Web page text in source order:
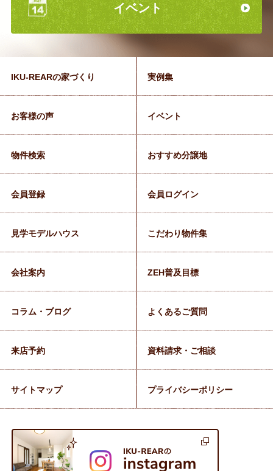
イベント
IKU-REARの家づくり 実例集
お客様の声 イベント
物件検索 おすすめ分譲地
会員登録 会員ログイン
見学モデルハウス こだわり物件集
会社案内 ZEH普及目標
コラム・ブログ よくあるご質問
来店予約 資料請求・ご相談
サイトマップ プライバシーポリシー